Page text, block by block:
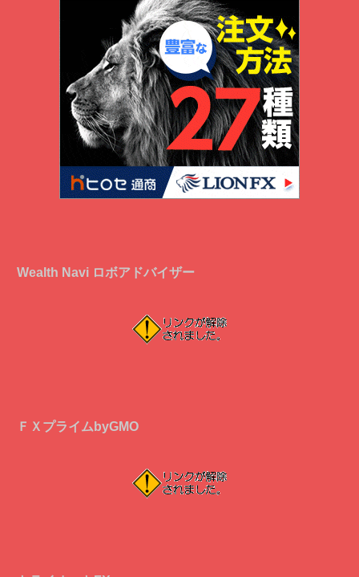
Wealth Navi ロボアドバイザー
ＦＸプライムbyGMO